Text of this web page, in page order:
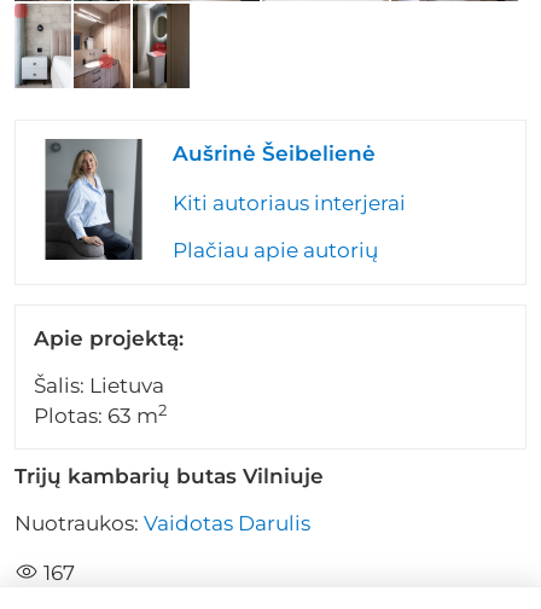
Aušrinė Šeibelienė
Kiti autoriaus interjerai
Plačiau apie autorių
Apie projektą:
Šalis: Lietuva
Plotas: 63 m2
Trijų kambarių butas Vilniuje
Nuotraukos: Vaidotas Darulis
167